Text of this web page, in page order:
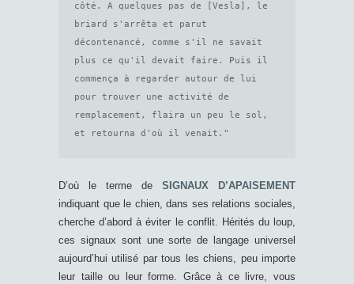
côté. A quelques pas de [Vesla], le
briard s'arrêta et parut
décontenancé, comme s'il ne savait
plus ce qu'il devait faire. Puis il
commença à regarder autour de lui
pour trouver une activité de
remplacement, flaira un peu le sol,
et retourna d'où il venait."
D’où le terme de SIGNAUX D’APAISEMENT
indiquant que le chien, dans ses relations sociales,
cherche d’abord à éviter le conflit. Hérités du loup,
ces signaux sont une sorte de langage universel
aujourd’hui utilisé par tous les chiens, peu importe
leur taille ou leur forme. Grâce à ce livre, vous